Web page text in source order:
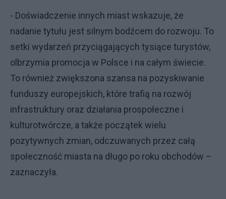
- Doświadczenie innych miast wskazuje, że
nadanie tytułu jest silnym bodźcem do rozwoju. To
setki wydarzeń przyciągających tysiące turystów,
olbrzymia promocja w Polsce i na całym świecie.
To również zwiększona szansa na pozyskiwanie
funduszy europejskich, które trafią na rozwój
infrastruktury oraz działania prospołeczne i
kulturotwórcze, a także początek wielu
pozytywnych zmian, odczuwanych przez całą
społeczność miasta na długo po roku obchodów –
zaznaczyła.